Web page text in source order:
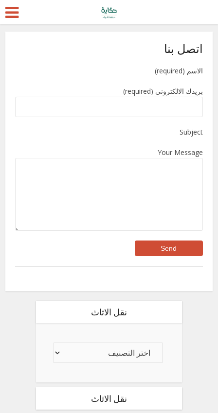
اتصل بنا
الاسم (required)
بريدك الالكتروني (required)
Subject
Your Message
نقل الاثاث
نقل الاثاث